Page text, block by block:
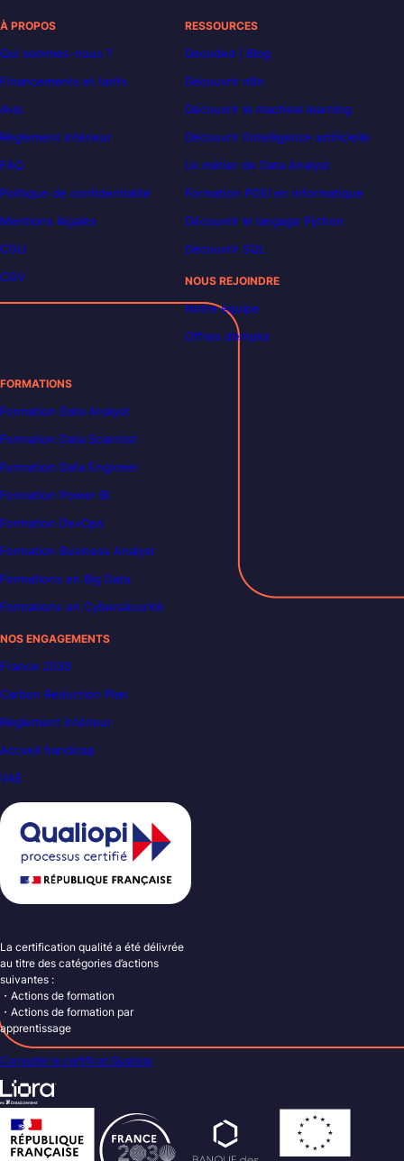
À PROPOS
Qui sommes-nous ?
Financements et tarifs
Avis
Règlement intérieur
FAQ
Politique de confidentialité
Mentions légales
CGU
CGV
RESSOURCES
Decoded | Blog
Découvrir n8n
Découvrir le machine learning
Découvrir l’intelligence artificielle
Le métier de Data Analyst
Formation POEI en informatique
Découvrir le langage Python
Découvrir SQL
NOUS REJOINDRE
Notre équipe
Offres d’emploi
FORMATIONS
Formation Data Analyst
Formation Data Scientist
Formation Data Engineer
Formation Power BI
Formation DevOps
Formation Business Analyst
Formations en Big Data
Formations en Cybersécurité
NOS ENGAGEMENTS
France 2030
Carbon Reduction Plan
Règlement intérieur
Accueil handicap
VAE
La certification qualité a été délivrée
au titre des catégories d’actions
suivantes :
・Actions de formation
・Actions de formation par
apprentissage
Consulter le certificat Qualiopi